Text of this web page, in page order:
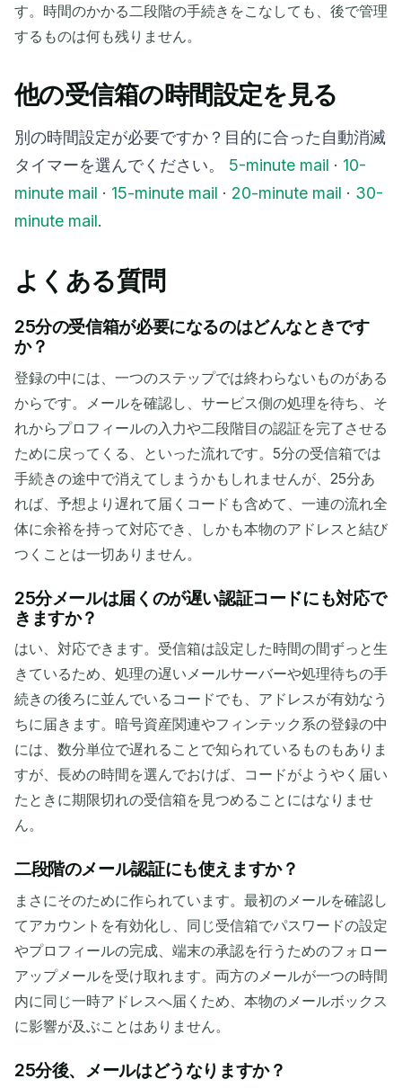
す。時間のかかる二段階の手続きをこなしても、後で管理
するものは何も残りません。
他の受信箱の時間設定を見る
別の時間設定が必要ですか？目的に合った自動消滅
タイマーを選んでください。 5-minute mail · 10-
minute mail · 15-minute mail · 20-minute mail · 30-
minute mail.
よくある質問
25分の受信箱が必要になるのはどんなときです
か？
登録の中には、一つのステップでは終わらないものがある
からです。メールを確認し、サービス側の処理を待ち、そ
れからプロフィールの入力や二段階目の認証を完了させる
ために戻ってくる、といった流れです。5分の受信箱では
手続きの途中で消えてしまうかもしれませんが、25分あ
れば、予想より遅れて届くコードも含めて、一連の流れ全
体に余裕を持って対応でき、しかも本物のアドレスと結び
つくことは一切ありません。
25分メールは届くのが遅い認証コードにも対応で
きますか？
はい、対応できます。受信箱は設定した時間の間ずっと生
きているため、処理の遅いメールサーバーや処理待ちの手
続きの後ろに並んでいるコードでも、アドレスが有効なう
ちに届きます。暗号資産関連やフィンテック系の登録の中
には、数分単位で遅れることで知られているものもありま
すが、長めの時間を選んでおけば、コードがようやく届い
たときに期限切れの受信箱を見つめることにはなりませ
ん。
二段階のメール認証にも使えますか？
まさにそのために作られています。最初のメールを確認し
てアカウントを有効化し、同じ受信箱でパスワードの設定
やプロフィールの完成、端末の承認を行うためのフォロー
アップメールを受け取れます。両方のメールが一つの時間
内に同じ一時アドレスへ届くため、本物のメールボックス
に影響が及ぶことはありません。
25分後、メールはどうなりますか？